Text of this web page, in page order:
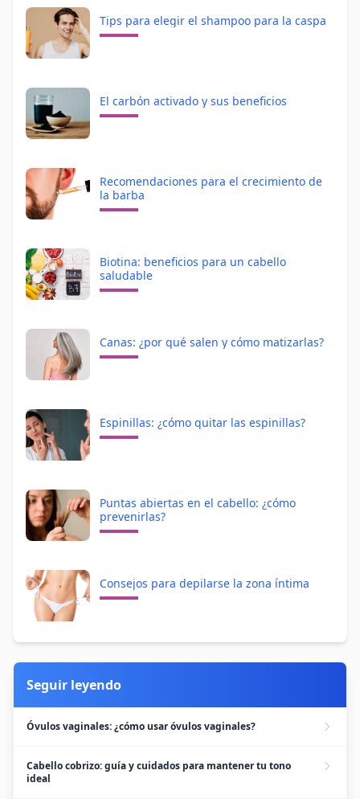
Tips para elegir el shampoo para la caspa
El carbón activado y sus beneficios
Recomendaciones para el crecimiento de
la barba
Biotina: beneficios para un cabello
saludable
Canas: ¿por qué salen y cómo matizarlas?
Espinillas: ¿cómo quitar las espinillas?
Puntas abiertas en el cabello: ¿cómo
prevenirlas?
Consejos para depilarse la zona íntima
Seguir leyendo
Óvulos vaginales: ¿cómo usar óvulos vaginales?
Cabello cobrizo: guía y cuidados para mantener tu tono
ideal